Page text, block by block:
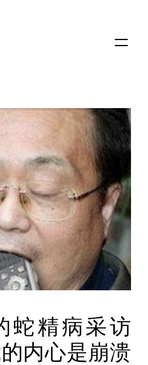
蛇精病采访
内心是崩溃